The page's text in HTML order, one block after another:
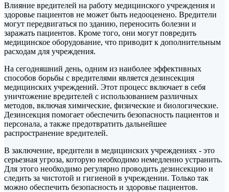
Влияние вредителей на работу медицинского учреждения и
здоровье пациентов не может быть недооценено. Вредители
могут передвигаться по зданию, переносить болезни и
заражать пациентов. Кроме того, они могут повредить
медицинское оборудование, что приводит к дополнительным
расходам для учреждения.
На сегодняшний день, одним из наиболее эффективных
способов борьбы с вредителями является дезинсекция
медицинских учреждений. Этот процесс включает в себя
уничтожение вредителей с использованием различных
методов, включая химические, физические и биологические.
Дезинсекция помогает обеспечить безопасность пациентов и
персонала, а также предотвратить дальнейшее
распространение вредителей.
В заключение, вредители в медицинских учреждениях - это
серьезная угроза, которую необходимо немедленно устранить.
Для этого необходимо регулярно проводить дезинсекцию и
следить за чистотой и гигиеной в учреждении. Только так
можно обеспечить безопасность и здоровье пациентов.